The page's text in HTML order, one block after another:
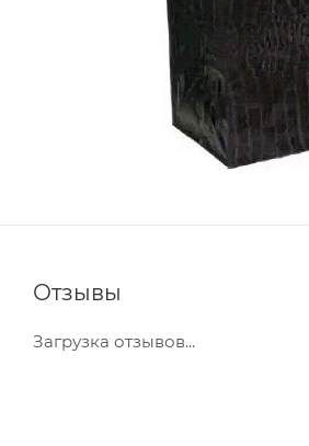
Отзывы
Загрузка отзывов...